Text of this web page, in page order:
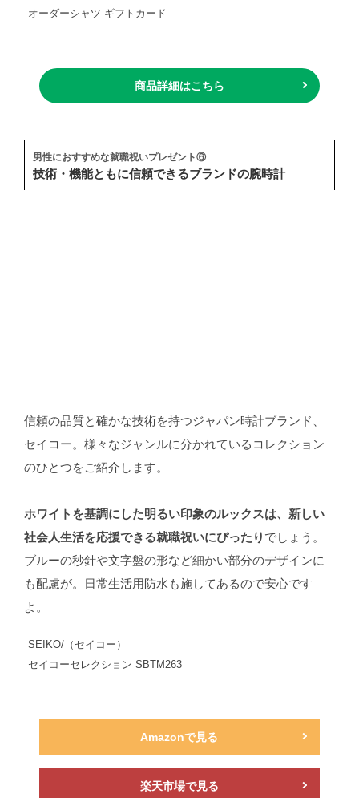
オーダーシャツ ギフトカード
商品詳細はこちら
男性におすすめな就職祝いプレゼント⑥
技術・機能ともに信頼できるブランドの腕時計
信頼の品質と確かな技術を持つジャパン時計ブランド、
セイコー。様々なジャンルに分かれているコレクション
のひとつをご紹介します。
ホワイトを基調にした明るい印象のルックスは、新しい
社会人生活を応援できる就職祝いにぴったり でしょう。
ブルーの秒針や文字盤の形など細かい部分のデザインに
も配慮が。日常生活用防水も施してあるので安心です
よ。
SEIKO/（セイコー）
セイコーセレクション SBTM263
Amazonで見る
楽天市場で見る